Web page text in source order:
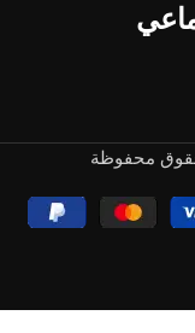
محفوظة